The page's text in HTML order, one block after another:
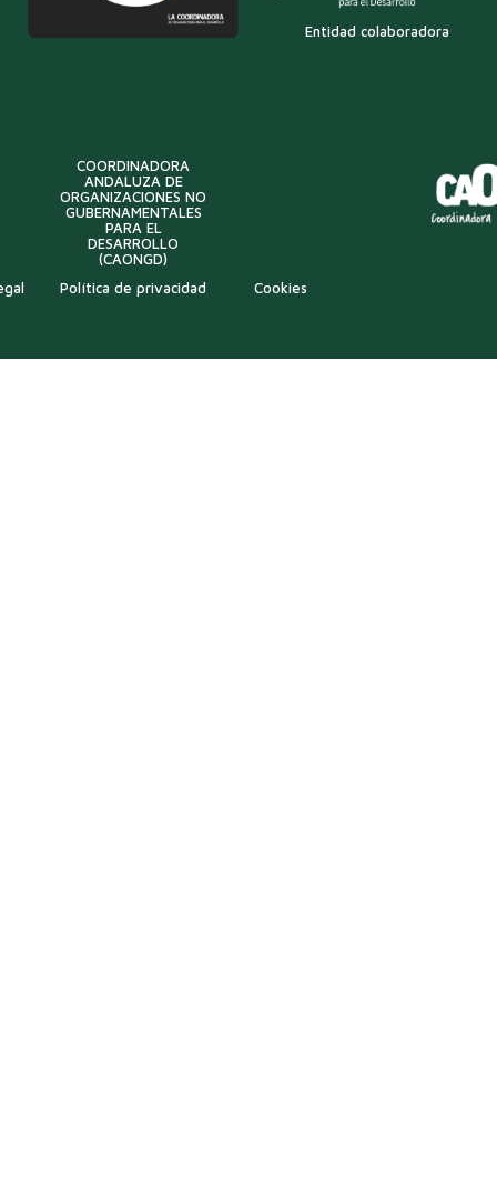
Entidad colaboradora
COORDINADORA
ANDALUZA DE
ORGANIZACIONES NO
GUBERNAMENTALES
PARA EL
DESARROLLO
(CAONGD)
Política de privacidad Cookies